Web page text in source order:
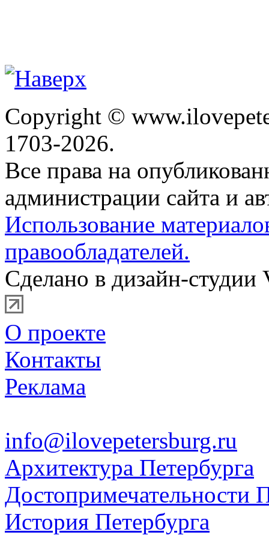
Copyright ©
1703-2026.
Все права на
администрации сайта и
Использование
правообладателей.
Сделано в дизайн-студии
О проекте
Контакты
Реклама
info@ilovepetersburg.ru
Архитектура Петербурга
Достопримечательности
История Петербурга